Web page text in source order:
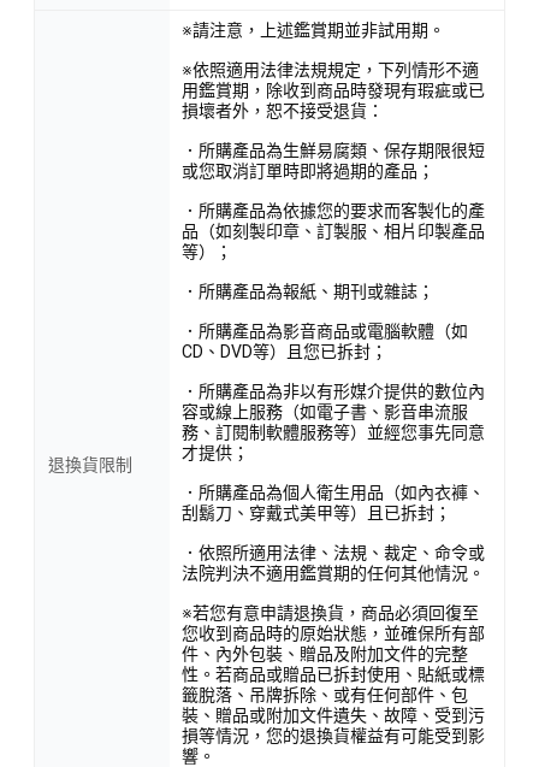
退換貨限制
※請注意，上述鑑賞期並非試用期。
※依照適用法律法規規定，下列情形不適
用鑑賞期，除收到商品時發現有瑕疵或已
損壞者外，恕不接受退貨：
．所購產品為生鮮易腐類、保存期限很短
或您取消訂單時即將過期的產品；
．所購產品為依據您的要求而客製化的產
品（如刻製印章、訂製服、相片印製產品
等）；
．所購產品為報紙、期刊或雜誌；
．所購產品為影音商品或電腦軟體（如
CD、DVD等）且您已拆封；
．所購產品為非以有形媒介提供的數位內
容或線上服務（如電子書、影音串流服
務、訂閱制軟體服務等）並經您事先同意
才提供；
．所購產品為個人衛生用品（如內衣褲、
刮鬍刀、穿戴式美甲等）且已拆封；
．依照所適用法律、法規、裁定、命令或
法院判決不適用鑑賞期的任何其他情況。
※若您有意申請退換貨，商品必須回復至
您收到商品時的原始狀態，並確保所有部
件、內外包裝、贈品及附加文件的完整
性。若商品或贈品已拆封使用、貼紙或標
籤脫落、吊牌拆除、或有任何部件、包
裝、贈品或附加文件遺失、故障、受到污
損等情況，您的退換貨權益有可能受到影
響。